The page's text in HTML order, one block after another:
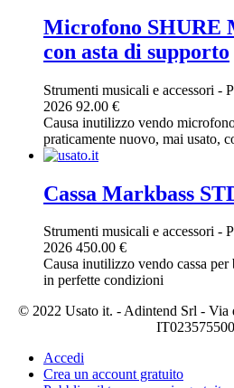
Microfono SHURE
con asta di supporto
Strumenti musicali e accessori -
2026 92.00 €
Causa inutilizzo vendo
praticamente nuovo, mai usato,
Cassa Markbass
Strumenti musicali e accessori -
2026 450.00 €
Causa inutilizzo vendo cassa
in perfette condizioni
© 2022 Usato it. - Adintend Srl - Via
Accedi
Crea un account gratuito